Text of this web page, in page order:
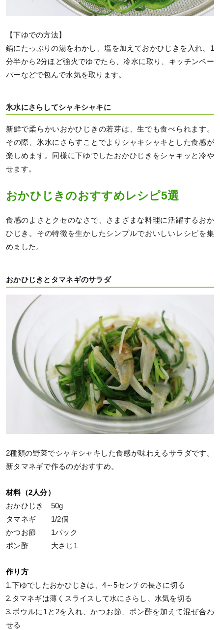
【下ゆでの方法】
鍋にたっぷりの湯をわかし、塩を加えておかひじきを入れ、1
分半から2分ほど強火でゆでたら、冷水に取り、キッチンペー
パーなどで包んで水気を取ります。
氷水にさらしてシャキシャキに
新鮮で柔らかいおかひじきの若芽は、生でも食べられます。
その際、氷水にさらすことでよりシャキシャキとした食感が
楽しめます。同様に下ゆでしたおかひじきをシャキッと冷や
せます。
おかひじきのおすすめレシピ5選
食感のよさとクセのなさで、さまざまな料理に活躍するおか
ひじき。その特徴を生かしたシンプルでおいしいレシピを集
めました。
おかひじきとタマネギのサラダ
2種類の野菜でシャキシャキした食感が味わえるサラダです。
新タマネギで作るのがおすすめ。
材料（2人分）
おかひじき 50g
タマネギ 1/2個
かつお節 1パック
ポン酢 大さじ1
作り方
1.下ゆでしたおかひじきは、4～5センチの長さに切る
2.タマネギは薄くスライスして水にさらし、水気を切る
3.ボウルに1と2を入れ、かつお節、ポン酢を加えて混ぜ合わ
せる